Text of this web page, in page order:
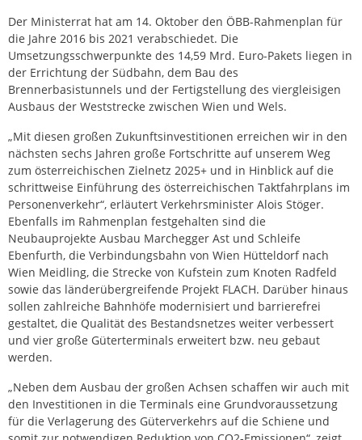
Der Ministerrat hat am 14. Oktober den ÖBB-Rahmenplan für
die Jahre 2016 bis 2021 verabschiedet. Die
Umsetzungsschwerpunkte des 14,59 Mrd. Euro-Pakets liegen in
der Errichtung der Südbahn, dem Bau des
Brennerbasistunnels und der Fertigstellung des viergleisigen
Ausbaus der Weststrecke zwischen Wien und Wels.
„Mit diesen großen Zukunftsinvestitionen erreichen wir in den
nächsten sechs Jahren große Fortschritte auf unserem Weg
zum österreichischen Zielnetz 2025+ und in Hinblick auf die
schrittweise Einführung des österreichischen Taktfahrplans im
Personenverkehr“, erläutert Verkehrsminister Alois Stöger.
Ebenfalls im Rahmenplan festgehalten sind die
Neubauprojekte Ausbau Marchegger Ast und Schleife
Ebenfurth, die Verbindungsbahn von Wien Hütteldorf nach
Wien Meidling, die Strecke von Kufstein zum Knoten Radfeld
sowie das länderübergreifende Projekt FLACH. Darüber hinaus
sollen zahlreiche Bahnhöfe modernisiert und barrierefrei
gestaltet, die Qualität des Bestandsnetzes weiter verbessert
und vier große Güterterminals erweitert bzw. neu gebaut
werden.
„Neben dem Ausbau der großen Achsen schaffen wir auch mit
den Investitionen in die Terminals eine Grundvoraussetzung
für die Verlagerung des Güterverkehrs auf die Schiene und